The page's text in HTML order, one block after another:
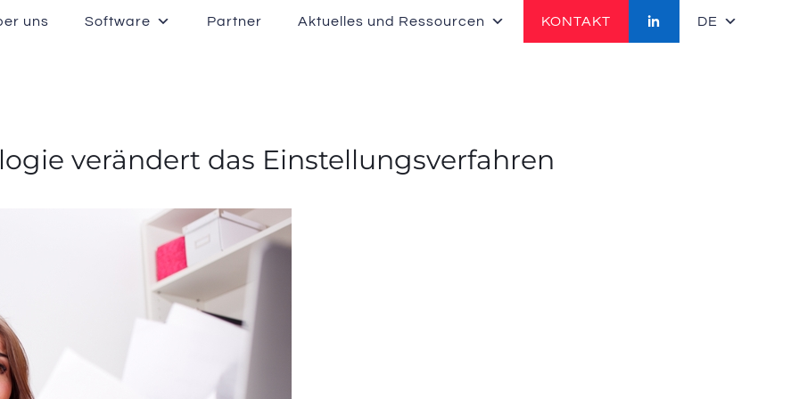
uns Software Partner Aktuelles und Ressourcen KONTAKT DE
verändert das Einstellungsverfahren